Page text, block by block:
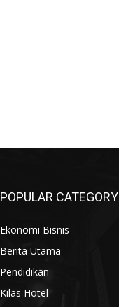
POPULAR CATEGORY
Ekonomi Bisnis
Berita Utama
Pendidikan
Kilas Hotel